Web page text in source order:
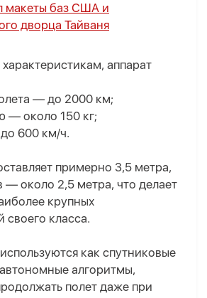
макеты баз США и
дворца Тайваня
аппарат
— до 2000 км;
— около 150 кг;
600 км/ч.
примерно 3,5 метра,
— около 2,5 метра, что делает
крупных
своего класса.
как спутниковые
алгоритмы,
полет даже при